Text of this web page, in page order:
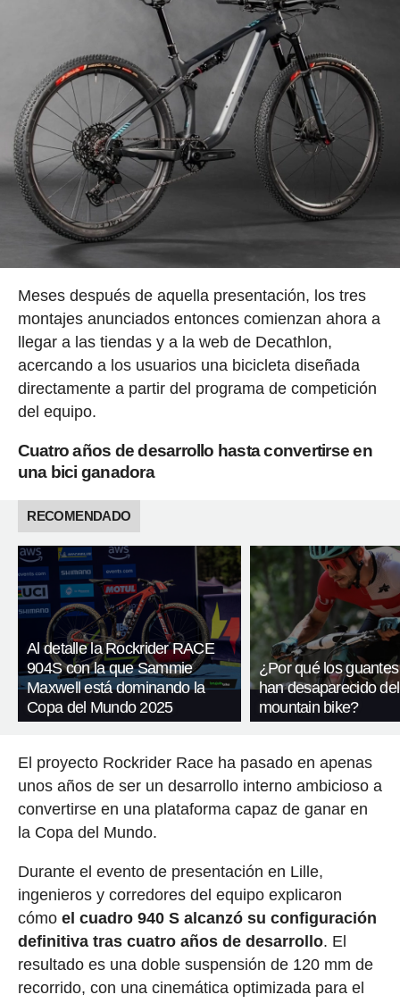
Meses después de aquella presentación, los tres
montajes anunciados entonces comienzan ahora a
llegar a las tiendas y a la web de Decathlon,
acercando a los usuarios una bicicleta diseñada
directamente a partir del programa de competición
del equipo.
Cuatro años de desarrollo hasta convertirse en
una bici ganadora
RECOMENDADO
Al detalle la Rockrider RACE
904S con la que Sammie
Maxwell está dominando la
Copa del Mundo 2025
¿Por qué los
han desaparecido del
mountain bike?
El proyecto Rockrider Race ha pasado en apenas
unos años de ser un desarrollo interno ambicioso a
convertirse en una plataforma capaz de ganar en
la Copa del Mundo.
Durante el evento de presentación en Lille,
ingenieros y corredores del equipo explicaron
cómo el cuadro 940 S alcanzó su configuración
definitiva tras cuatro años de desarrollo. El
resultado es una doble suspensión de 120 mm de
recorrido, con una cinemática optimizada para el